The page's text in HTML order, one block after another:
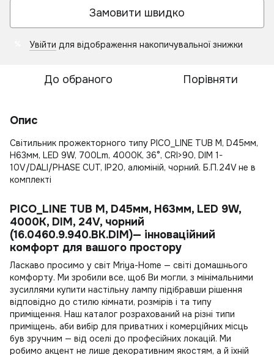
Замовити швидко
Увійти для відображення накопичувальної знижки
До обраного Порівняти
Опис
Світильник прожекторного типу PICO_LINE TUB M, D45мм,
H63мм, LED 9W, 700Lm, 4000К, 36°, CRI>90, DIM 1-
10V/DALI/PHASE CUT, IP20, алюміній, чорний. Б.П.24V не в
комплекті
PICO_LINE TUB M, D45мм, H63мм, LED 9W,
4000K, DIM, 24V, чорний
(16.0460.9.940.BK.DIM)— інноваційний
комфорт для вашого простору
Ласкаво просимо у світ Mriya-Home — світі домашнього
комфорту. Ми зробили все, щоб Ви могли, з мінімальними
зусиллями купити настільну лампу підібравши рішення
відповідно до стилю кімнати, розмірів і та типу
приміщення. Наш каталог розрахований на різні типи
приміщень, аби вибір для приватних і комерційних місць
був зручним — від оселі до професійних локацій. Ми
робимо акцент не лише декоративним якостям, а й їхній